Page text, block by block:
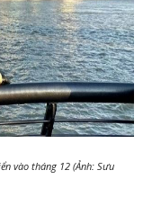
vào tháng 12 (Ảnh: Sưu